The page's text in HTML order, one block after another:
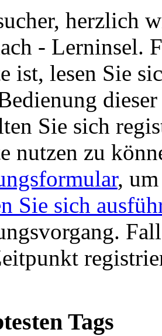
herzlich
- Lerninsel.
ist, lesen Sie
Sie sich
nutzen zu
,
Sie sich
Tags